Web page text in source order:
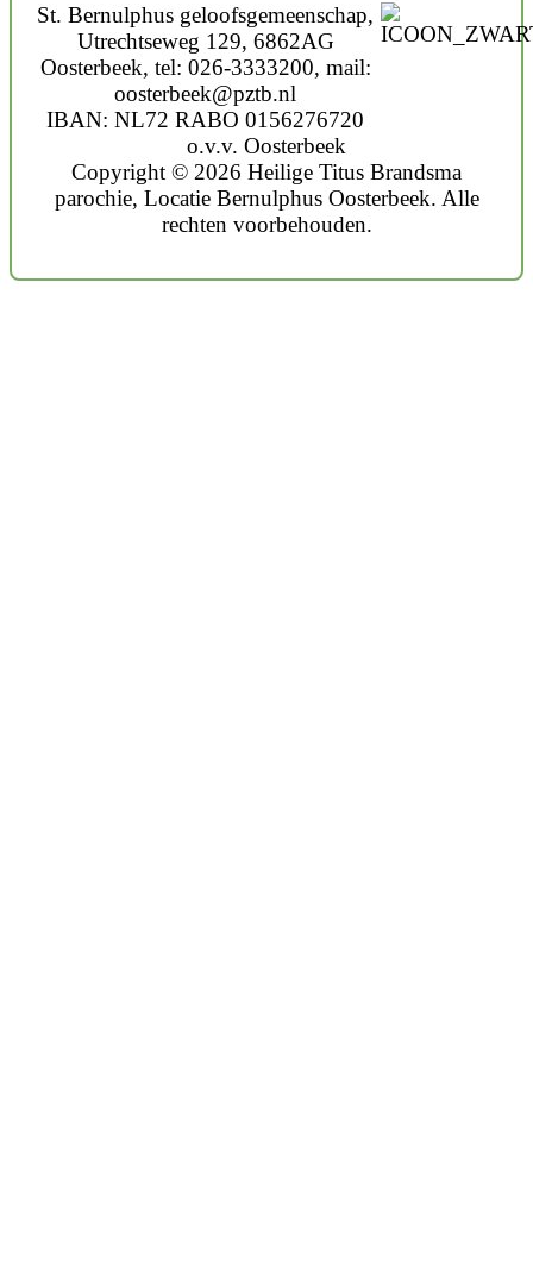
St. Bernulphus geloofsgemeenschap,
Utrechtseweg 129, 6862AG
Oosterbeek, tel: 026-3333200, mail:
oosterbeek@pztb.nl
IBAN: NL72 RABO 0156276720
o.v.v. Oosterbeek
Copyright © 2026 Heilige Titus Brandsma
parochie, Locatie Bernulphus Oosterbeek. Alle
rechten voorbehouden.